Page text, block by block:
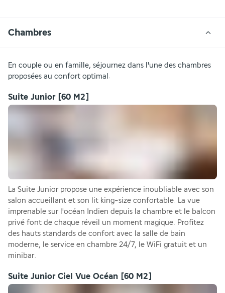
Chambres
En couple ou en famille, séjournez dans l'une des chambres
proposées au confort optimal.
Suite Junior [60 M2]
La Suite Junior propose une expérience inoubliable avec son
salon accueillant et son lit king-size confortable. La vue
imprenable sur l'océan Indien depuis la chambre et le balcon
privé font de chaque réveil un moment magique. Profitez
des hauts standards de confort avec la salle de bain
moderne, le service en chambre 24/7, le WiFi gratuit et un
minibar.
Suite Junior Ciel Vue Océan [60 M2]